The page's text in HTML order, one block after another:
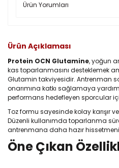
Ürün Yorumları
Ürün Açıklaması
Protein OCN Glutamine, yoğun
kas toparlanmasını desteklemek
Glutamin takviyesidir. Antrenman
onarımına katkı sağlamaya
performans hedefleyen sporcular
Toz formu sayesinde kolay karışır
Düzenli kullanımda toparlanma
antrenmana daha hazır
Öne Çıkan